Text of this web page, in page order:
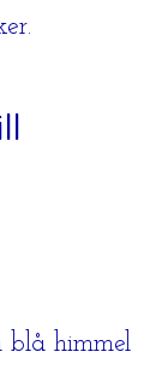
himmel